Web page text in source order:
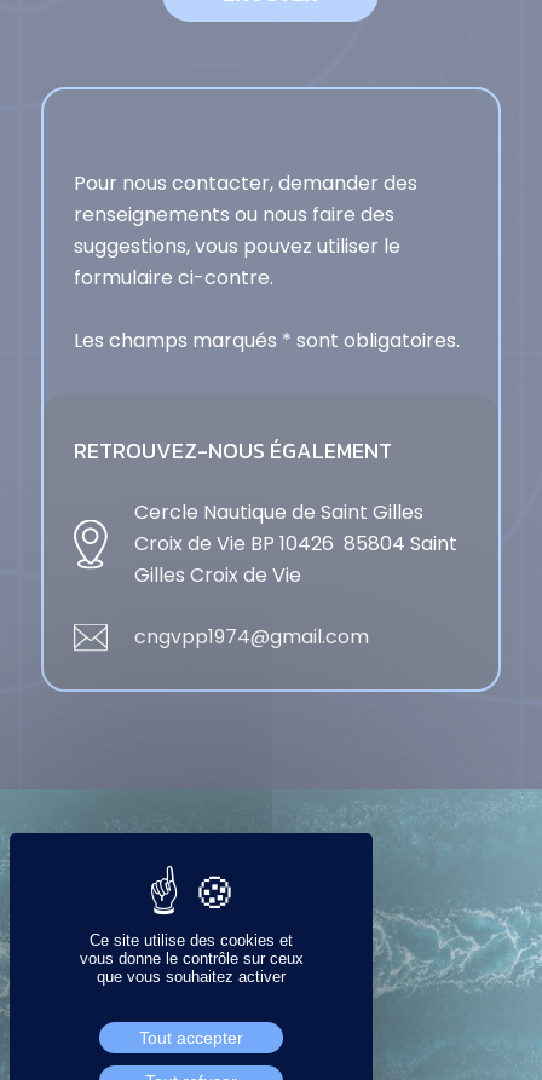
Pour nous contacter, demander des
renseignements ou nous faire des
suggestions, vous pouvez utiliser le
formulaire ci-contre.
Les champs marqués * sont obligatoires.
RETROUVEZ-NOUS ÉGALEMENT
Cercle Nautique de Saint Gilles
Croix de Vie BP 10426 85804 Saint
Gilles Croix de Vie
cngvpp1974@gmail.com
Ce site utilise des cookies et
vous donne le contrôle sur ceux
que vous souhaitez activer
Tout accepter